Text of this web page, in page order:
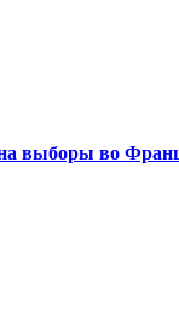
выборы во